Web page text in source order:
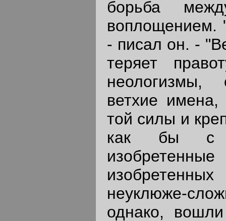
борьба
воплощением.
- писал он. -
теряет
неологизмы,
ветхие
той силы и
как бы с
неуклюже-
однако,